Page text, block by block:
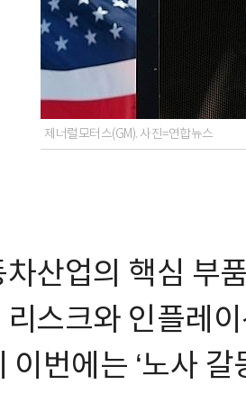
제너럴모터스(GM). 사진=연합뉴스
차산업의 핵심 부
스크와 인플레
이번에는 ‘노사